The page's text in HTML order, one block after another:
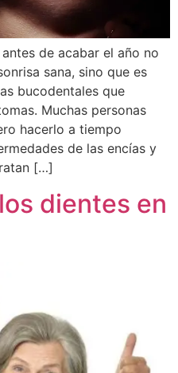
de acabar el año no
sana, sino que es
bucodentales que
Muchas personas
hacerlo a tiempo
de las encías y
[…]
dientes en